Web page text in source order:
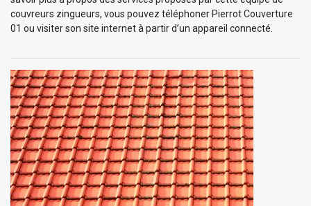
couvreurs zingueurs, vous pouvez téléphoner Pierrot Couverture
01 ou visiter son site internet à partir d’un appareil connecté.